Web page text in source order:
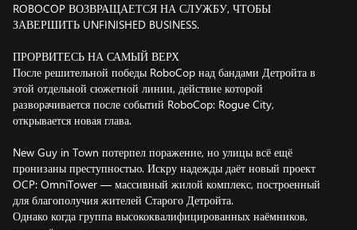
ROBOCOP ВОЗВРАЩАЕТСЯ НА СЛУЖБУ, ЧТОБЫ
ЗАВЕРШИТЬ UNFINISHED BUSINESS.
ПРОРВИТЕСЬ НА САМЫЙ ВЕРХ
После решительной победы RoboCop над бандами Детройта в
этой отдельной сюжетной линии, действие которой
разворачивается после событий RoboCop: Rogue City,
открывается новая глава.
New Guy in Town потерпел поражение, но улицы всё ещё
пронизаны преступностью. Искру надежды даёт новый проект
OCP: OmniTower — массивный жилой комплекс, построенный
для благополучия жителей Старого Детройта.
Однако когда группа высококвалифицированных наёмников,